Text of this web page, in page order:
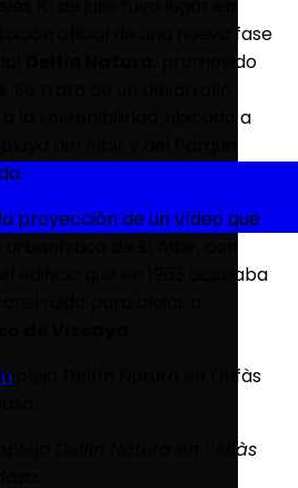
oficial de una nueva fase
, promovido
la sostenibilidad, ubicado a
del Albir y del Parque
proyección de un vídeo que
de El Albir, con
edificio que en 1963 ocupaba
para alojar a
Delfín Natura en l’Alfàs